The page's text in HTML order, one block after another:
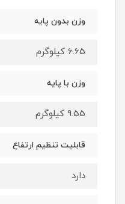
وزن بدون پایه
6.65 کیلوگرم
وزن با پایه
9.55 کیلوگرم
قابلیت تنظیم ارتفاع
دارد